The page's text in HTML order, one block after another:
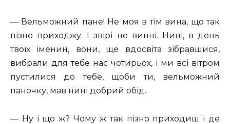
— Вельможний пане! Не моя в тім вина, що так
пізно приходжу. І звірі не винні. Нині, в день
твоїх іменин, вони, ще вдосвіта зібравшися,
вибрали для тебе нас чотирьох, і ми всі вітром
пустилися до тебе, щоби ти, вельможний
паночку, мав нині добрий обід.
— Ну і що ж? Чому ж так пізно приходиш і де